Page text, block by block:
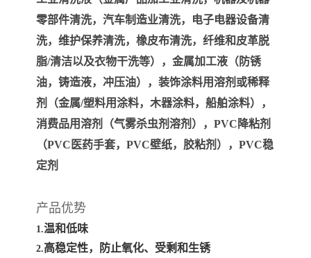
零部件清洗，汽车制造业清洗，电子电器设备清
洗，维护保养清洗，橡皮布清洗，纤维和皮革脱
脂/清洁以及衣物干洗等），金属加工液（防锈
油，铸造液，冲压油），装饰涂料用溶剂或稀释
剂（金属/塑料用涂料，木器涂料，船舶涂料），
消费品用溶剂（气雾杀虫剂溶剂），PVC降粘剂
（PVC医药手套，PVC壁纸，胶粘剂），PVC稳
定剂
产品优势
1.温和低味
2.高稳定性，防止氧化、受剩和生锈